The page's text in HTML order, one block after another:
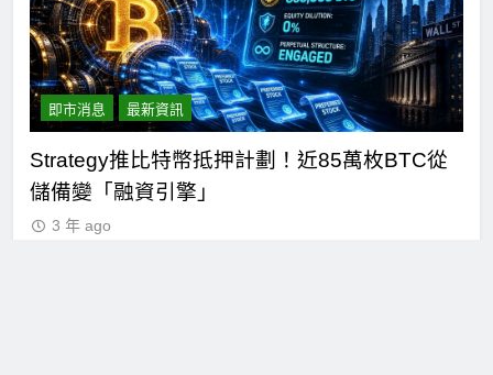
即市消息 最新資訊
Strategy推比特幣抵押計劃！近85萬枚BTC從
儲備變「融資引擎」
3 年 ago